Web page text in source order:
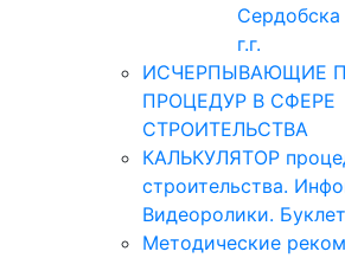
г.г.
ИСЧЕРПЫВАЮЩИЕ
ПРОЦЕДУР В СФЕРЕ
СТРОИТЕЛЬСТВА
КАЛЬКУЛЯТОР
строительства.
Видеоролики.
Методические